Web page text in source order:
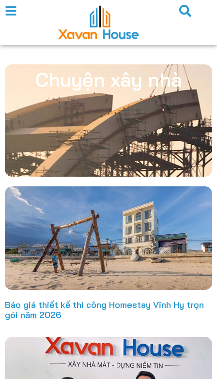
Chuyện xây nhà
Báo giá thiết kế thi công Homestay Vĩnh Hy trọn
gói năm 2026